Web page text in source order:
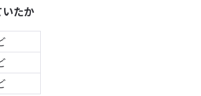
たか